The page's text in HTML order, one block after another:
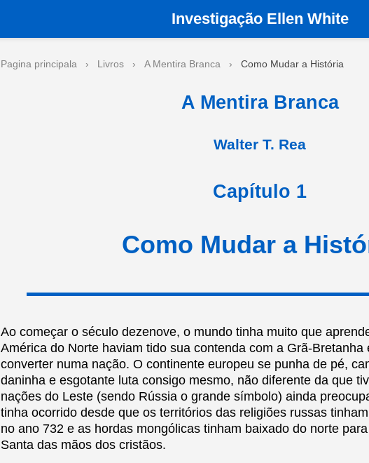
Pagina principala › Livros › A Mentira Branca › Como Mudar a História
Investigação Ellen White
A Mentira Branca
Walter T. Rea
Capítulo 1
Como Mudar a
Ao começar o século dezenove, o mundo tinha muito que
América do Norte haviam tido sua contenda com a Grã-
converter numa nação. O continente europeu se punha de pé,
daninha e esgotante luta consigo mesmo, não diferente da que
nações do Leste (sendo Rússia o grande símbolo) ainda
tinha ocorrido desde que os territórios das religiões russas
no ano 732 e as hordas mongólicas tinham baixado do norte
Santa das mãos dos cristãos.